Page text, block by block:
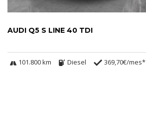
AUDI Q5 S LINE 40 TDI
101.800 km Diesel 369,70€/mes*